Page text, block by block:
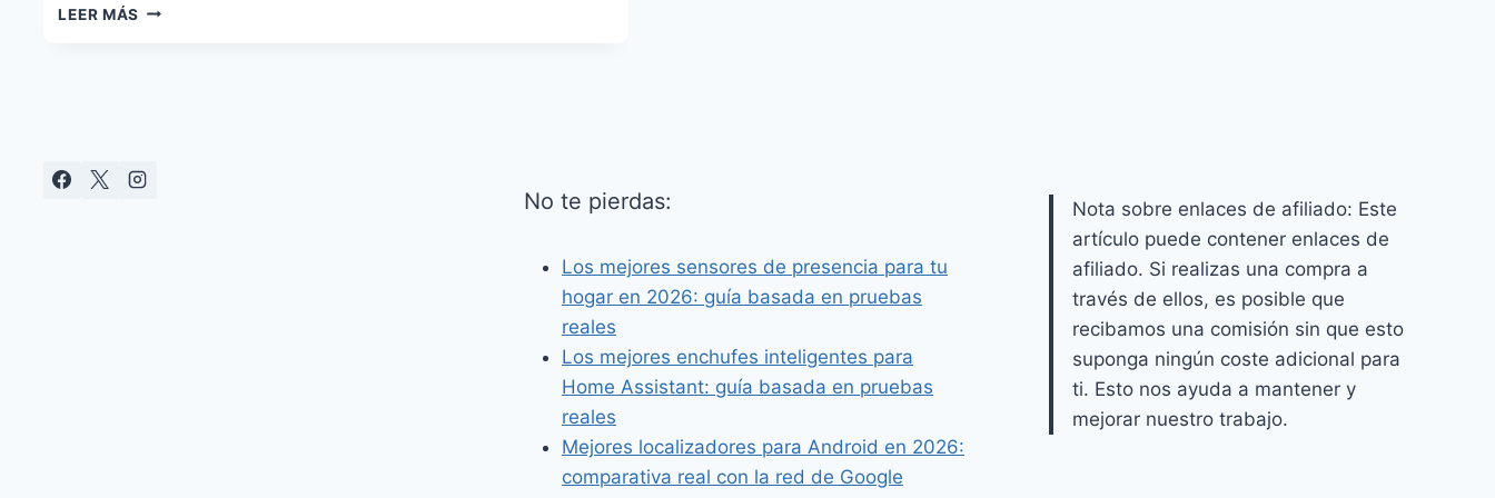
LEER MÁS HOME
RÁPIDA
No te pierdas:
Los mejores sensores de presencia para tu
hogar en 2026: guía basada en pruebas
reales
Los mejores enchufes inteligentes para
Home Assistant: guía basada en pruebas
reales
Mejores localizadores para Android en 2026:
comparativa real con la red de Google
Nota sobre enlaces de afiliado: Este
artículo puede contener enlaces de
afiliado. Si realizas una compra a
través de ellos, es posible que
recibamos una comisión sin que esto
suponga ningún coste adicional para
ti. Esto nos ayuda a mantener y
mejorar nuestro trabajo.